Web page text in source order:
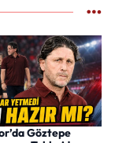
Göztepe